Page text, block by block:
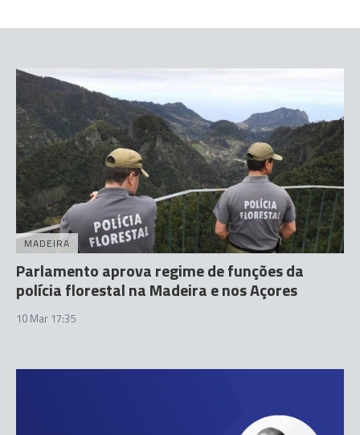
MADEIRA
Parlamento aprova regime de funções da
polícia florestal na Madeira e nos Açores
10 Mar 17:35